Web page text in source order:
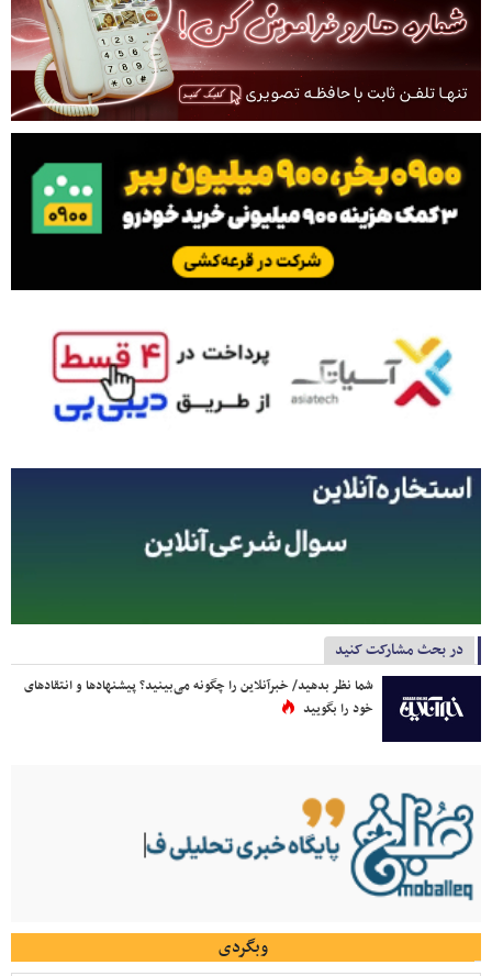
در بحث مشارکت کنید
شما نظر بدهید/ خبرآنلاین را چگونه می‌بینید؟ پیشنهادها و انتقادهای
خود را بگویید
وبگردی